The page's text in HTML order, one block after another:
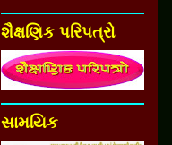
શૈક્ષણિક પરિપત્રો
સામયિક